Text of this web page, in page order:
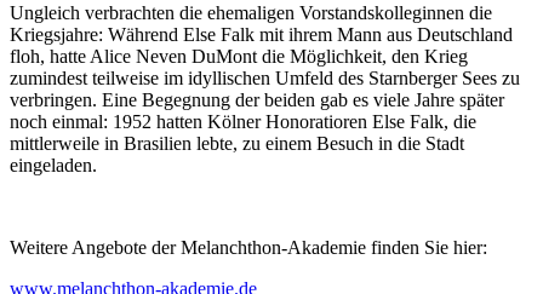
Ungleich verbrachten die ehemaligen Vorstandskolleginnen die
Kriegsjahre: Während Else Falk mit ihrem Mann aus Deutschland
floh, hatte Alice Neven DuMont die Möglichkeit, den Krieg
zumindest teilweise im idyllischen Umfeld des Starnberger Sees zu
verbringen. Eine Begegnung der beiden gab es viele Jahre später
noch einmal: 1952 hatten Kölner Honoratioren Else Falk, die
mittlerweile in Brasilien lebte, zu einem Besuch in die Stadt
eingeladen.
Weitere Angebote der Melanchthon-Akademie finden Sie hier:
www.melanchthon-akademie.de